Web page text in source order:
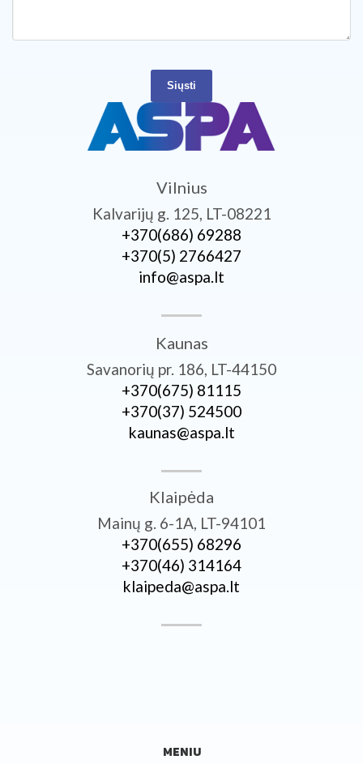
Siųsti
Vilnius
Kalvarijų g. 125, LT-08221
+370­(686) 69288
+370­(5) 2766427
info@aspa.lt
Kaunas
Savanorių pr. 186, LT-44150
+370­(675) 81115
+370­(37) 524500
kaunas@aspa.lt
Klaipėda
Mainų g. 6-1A, LT-94101
+370­(655) 68296
+370­(46) 314164
klaipeda@aspa.lt
MENIU